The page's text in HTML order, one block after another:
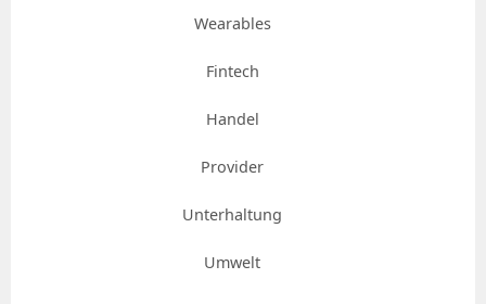
Wearables
Fintech
Handel
Provider
Unterhaltung
Umwelt